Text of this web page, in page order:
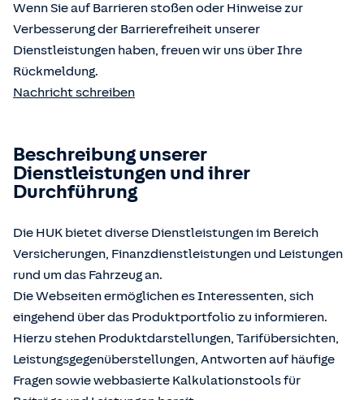
Wenn Sie auf Barrieren stoßen oder Hinweise zur
Verbesserung der Barrierefreiheit unserer
Dienstleistungen haben, freuen wir uns über Ihre
Rückmeldung.
Nachricht schreiben
Beschreibung unserer
Dienstleistungen und ihrer
Durchführung
Die HUK bietet diverse Dienstleistungen im Bereich
Versicherungen, Finanzdienstleistungen und Leistungen
rund um das Fahrzeug an.
Die Webseiten ermöglichen es Interessenten, sich
eingehend über das Produktportfolio zu informieren.
Hierzu stehen Produktdarstellungen, Tarifübersichten,
Leistungsgegenüberstellungen, Antworten auf häufige
Fragen sowie webbasierte Kalkulationstools für